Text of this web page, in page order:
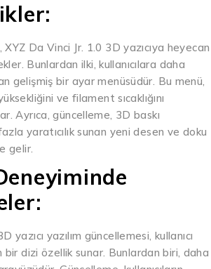
XYZ Da Vinci Jr. 1.0 3D yazıcıya heyecan
Bunlardan ilki, kullanıcılara daha
gelişmiş bir ayar menüsüdür. Bu menü,
ve filament sıcaklığını
Ayrıca, güncelleme, 3D baskı
yaratıcılık sunan yeni desen ve doku
gelir.
yazıcı yazılım güncellemesi, kullanıcı
dizi özellik sunar. Bunlardan biri, daha